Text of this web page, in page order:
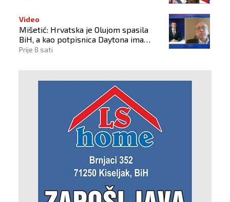
Video
Mišetić: Hrvatska je Olujom spasila
BiH, a kao potpisnica Daytona ima
puno pravo štititi hrvatski narod
Prije 8 sati